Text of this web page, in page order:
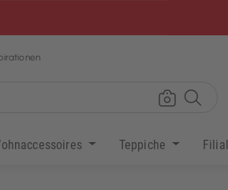
Teppiche